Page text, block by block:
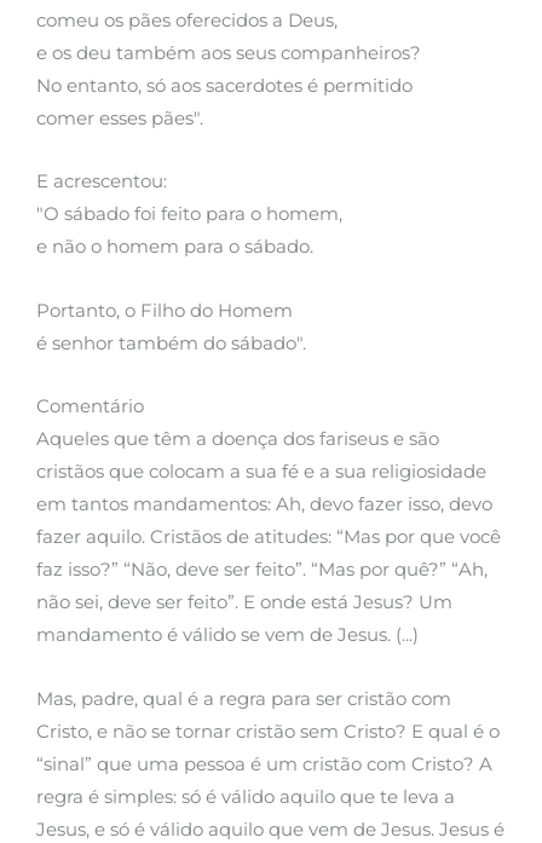
comeu os pães oferecidos a Deus,
e os deu também aos seus companheiros?
No entanto, só aos sacerdotes é permitido
comer esses pães".
E acrescentou:
"O sábado foi feito para o homem,
e não o homem para o sábado.
Portanto, o Filho do Homem
é senhor também do sábado".
Comentário
Aqueles que têm a doença dos fariseus e são
cristãos que colocam a sua fé e a sua religiosidade
em tantos mandamentos: Ah, devo fazer isso, devo
fazer aquilo. Cristãos de atitudes: “Mas por que você
faz isso?” “Não, deve ser feito”. “Mas por quê?” “Ah,
não sei, deve ser feito”. E onde está Jesus? Um
mandamento é válido se vem de Jesus. (...)
Mas, padre, qual é a regra para ser cristão com
Cristo, e não se tornar cristão sem Cristo? E qual é o
“sinal” que uma pessoa é um cristão com Cristo? A
regra é simples: só é válido aquilo que te leva a
Jesus, e só é válido aquilo que vem de Jesus. Jesus é